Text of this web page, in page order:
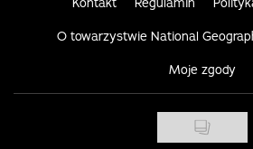
O towarzystwie National
Moje zgody